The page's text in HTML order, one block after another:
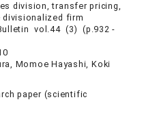
division, transfer pricing,
divisionalized firm
vol.44 (3) (p.932 -
Momoe Hayashi, Koki
paper (scientific